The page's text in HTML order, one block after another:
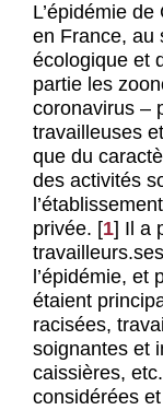
L’épidémie
en France, au
écologique et
partie les
coronavirus –
travailleuses
que du
des activités
privée. [1] Il a
l’épidémie,
étaient
racisées,
soignantes et
caissières,
considérées